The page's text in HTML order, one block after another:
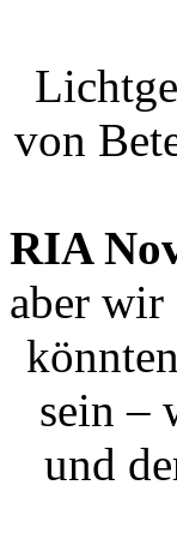
von
RIA
aber wir
sein –
und